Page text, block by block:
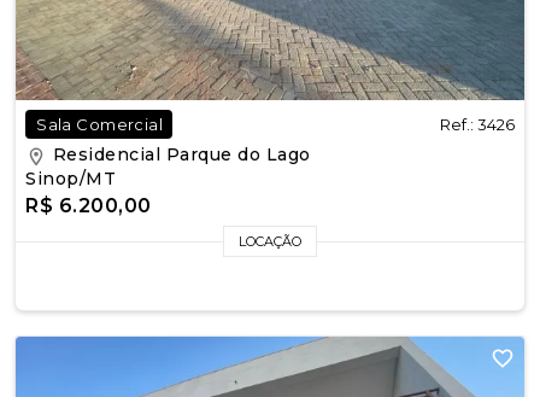
Sala Comercial Ref.: 3426
Residencial Parque do Lago
Sinop/MT
R$ 6.200,00
LOCAÇÃO